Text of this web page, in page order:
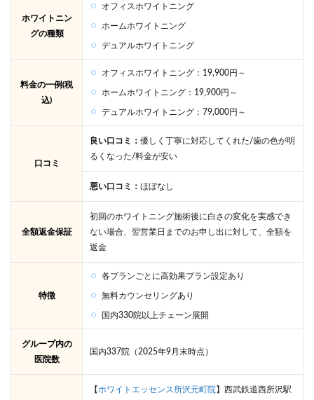
が可
能な
もな
5つ
徹底
所沢
でホ
トニ
通う
押さ
えて
ホワイトニン
グの種類
オフィスホワイトニング
ホームホワイトニング
デュアルホワイトニング
料金の一例(税
込)
オフィスホワイトニング：19,900円～
ホームホワイトニング：19,900円～
デュアルホワイトニング：79,000円～
口コミ
良い口コミ： 優しく丁寧に対応してくれた/歯の色が明
るくなった/料金が安い
悪い口コミ： ほぼなし
全額返金保証
初回のホワイトニング施術後に白さの変化を実感でき
ない場合、翌営業日までのお申し出に対して、全額を
返金
特徴
各プランごとに高効果プラン設定あり
無料カウンセリングあり
国内330院以上チェーン展開
グループ内の
医院数
国内337院（2025年9月末時点）
【 ホワイトエッセンス所沢元町院】西武鉄道西所沢駅